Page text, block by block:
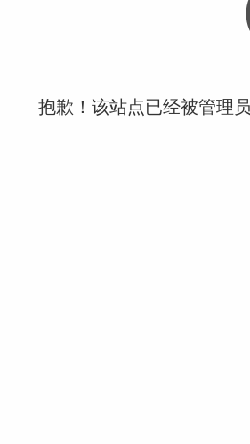
抱歉！该站点已经被管理